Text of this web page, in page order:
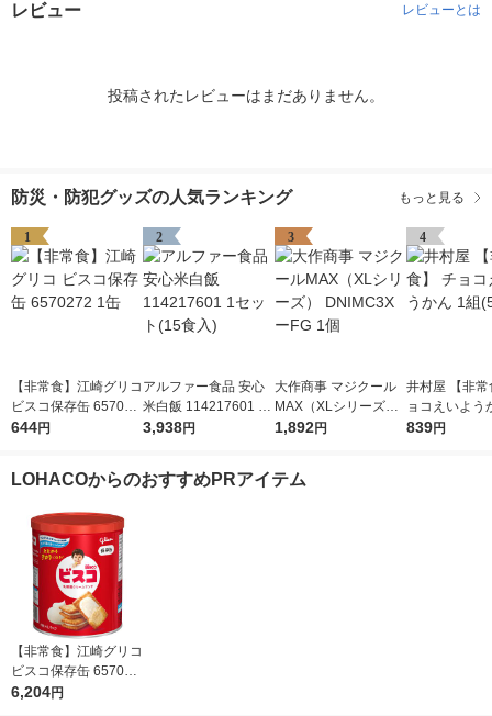
レビュー レビューとは
投稿されたレビューはまだありません。
防災・防犯グッズの人気ランキング もっと見る
1
【非常食】江崎グリコ
ビスコ保存缶 657027
2 1缶
644円
2
アルファー食品 安心
米白飯 114217601 1
セット(15食入)
3,938円
3
大作商事 マジクール
MAX（XLシリーズ）
DNIMC3XーFG 1個
1,892円
4
井村屋 【非常
ョコえいよう
(5本入)
839円
LOHACOからのおすすめPRアイテム
【非常食】江崎グリコ
ビスコ保存缶 657027
2 1セット(1缶×10)
6,204円